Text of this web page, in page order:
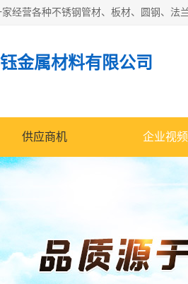
金属材料有限公司
供应商机 企业视频